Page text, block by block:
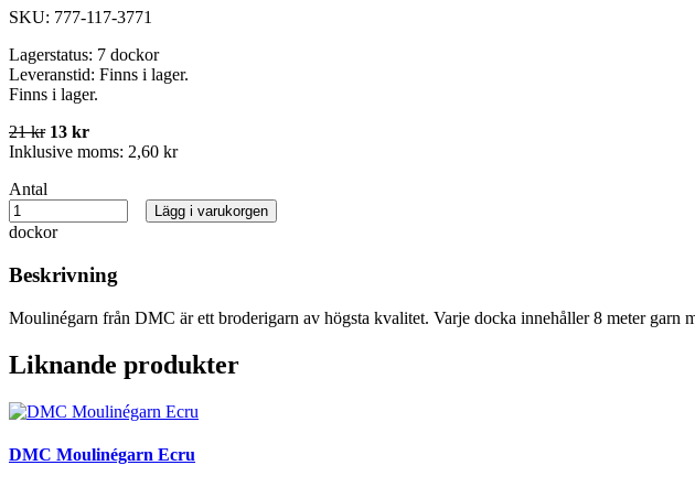
SKU: 777-117-3771
Lagerstatus: 7 dockor
Leveranstid: Finns i lager.
Finns i lager.
21 kr 13 kr
Inklusive moms: 2,60 kr
Antal
dockor
Lägg i varukorgen
Beskrivning
Moulinégarn från DMC är ett broderigarn av högsta kvalitet. Varje docka innehåller 8 meter garn
Liknande produkter
DMC Moulinégarn Ecru